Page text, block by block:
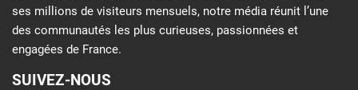
ses millions de visiteurs mensuels, notre média réunit l’une
des communautés les plus curieuses, passionnées et
engagées de France.
SUIVEZ-NOUS